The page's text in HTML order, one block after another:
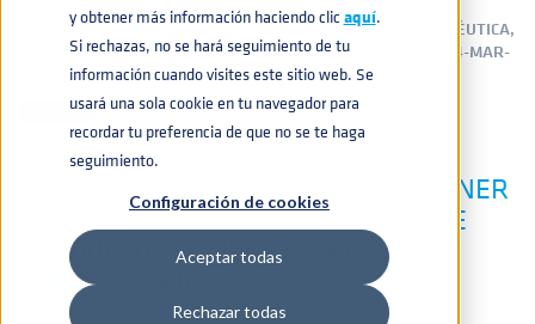
y obtener más información haciendo clic aquí.
Si rechazas, no se hará seguimiento de tu
información cuando visites este sitio web. Se
usará una sola cookie en tu navegador para
recordar tu preferencia de que no se te haga
seguimiento.
Configuración de cookies
Aceptar todas
Rechazar todas
QUÍMICA ,ALIMENTACIÓN,PRODUCTOS,SERVICIOS FARMACÉUTICA,
PINTURAS Y LACAS,AUTOMOVILÍSTICA,BATERÍAS
14-MAR-
2023 13:52:21
THIELMANN SE COMPLACE EN EXPONER
EN LA FERIA DE PROCESAMIENTO DE
PRODUCTOS SÓLIDOS NÚMERO 1 DE
NORTEAMÉRICA